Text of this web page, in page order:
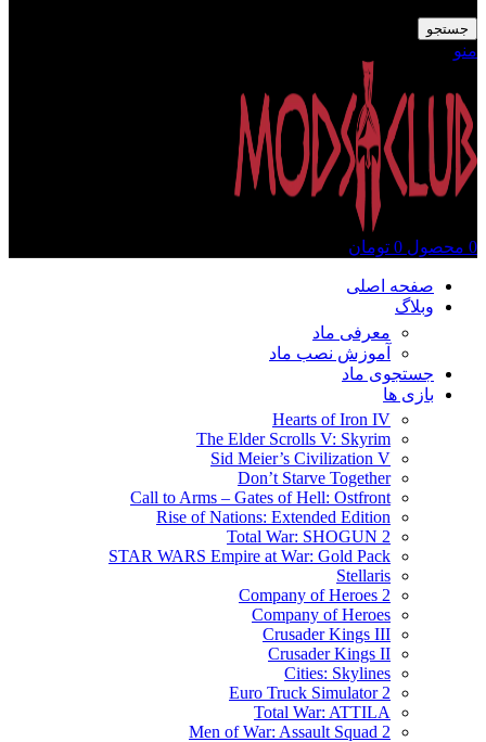
جستجو
منو
0 محصول 0 تومان
صفحه اصلی
وبلاگ
معرفی ماد
آموزش نصب ماد
جستجوی ماد
بازی ها
Hearts of Iron IV
The Elder Scrolls V: Skyrim
Sid Meier’s Civilization V
Don’t Starve Together
Call to Arms – Gates of Hell: Ostfront
Rise of Nations: Extended Edition
Total War: SHOGUN 2
STAR WARS Empire at War: Gold Pack
Stellaris
Company of Heroes 2
Company of Heroes
Crusader Kings III
Crusader Kings II
Cities: Skylines
Euro Truck Simulator 2
Total War: ATTILA
Men of War: Assault Squad 2